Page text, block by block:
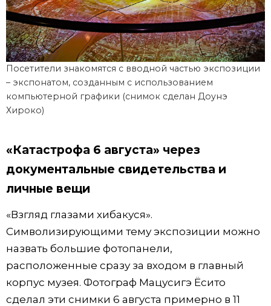
Посетители знакомятся с вводной частью экспозиции
– экспонатом, созданным с использованием
компьютерной графики (снимок сделан Доунэ
Хироко)
«Катастрофа 6 августа» через
документальные свидетельства и
личные вещи
«Взгляд глазами хибакуся».
Символизирующими тему экспозиции можно
назвать большие фотопанели,
расположенные сразу за входом в главный
корпус музея. Фотограф Мацусигэ Ёсито
сделал эти снимки 6 августа примерно в 11